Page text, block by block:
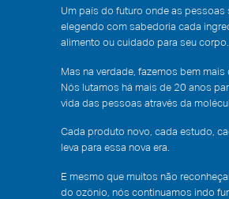
Um país do futuro onde as pessoas
elegendo com sabedoria cada
alimento ou cuidado para seu corpo.
Mas na verdade, fazemos bem
Nós lutamos há mais de 20 anos
vida das pessoas através da
Cada produto novo, cada estudo,
leva para essa nova era.
E mesmo que muitos não
do ozônio, nós continuamos indo